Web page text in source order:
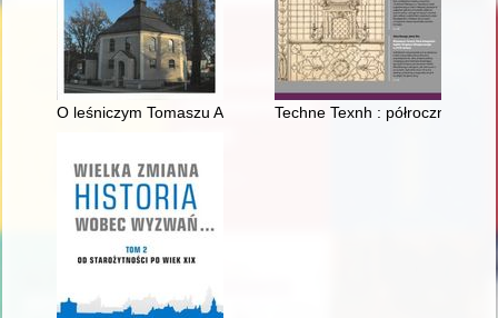
O leśniczym Tomaszu Andrzejewskim, co miłość do ojczyzny
Techne Texnh : półrocznik